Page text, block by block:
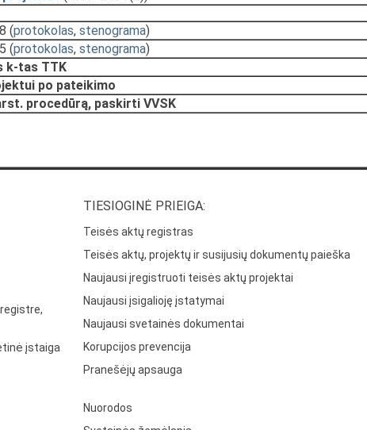
(protokolas, stenograma)
(protokolas, stenograma)
k-tas TTK
po pateikimo
procedūrą, paskirti VVSK
įstaiga
TIESIOGINĖ PRIEIGA:
Teisės aktų registras
Teisės aktų, projektų ir susijusių dokumentų paieška
Naujausi įregistruoti teisės aktų projektai
Naujausi įsigalioję įstatymai
Naujausi svetainės dokumentai
Korupcijos prevencija
Pranešėjų apsauga
Nuorodos